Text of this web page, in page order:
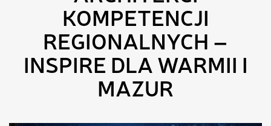
KOMPETENCJI
REGIONALNYCH –
INSPIRE DLA WARMII I
MAZUR